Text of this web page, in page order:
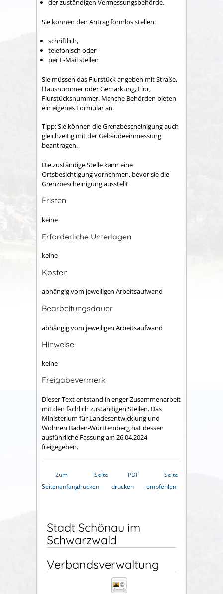
der zuständigen Vermessungsbehörde.
Sie können den Antrag formlos stellen:
schriftlich,
telefonisch oder
per E-Mail stellen
Sie müssen das Flurstück angeben mit Straße,
Hausnummer oder Gemarkung, Flur,
Flurstücksnummer. Manche Behörden bieten
ein eigenes Formular an.
Tipp:Sie können die Grenzbescheinigung auch
gleichzeitig mit der Gebäudeeinmessung
beantragen.
Die zuständige Stelle kann eine
Ortsbesichtigung vornehmen, bevor sie die
Grenzbescheinigung ausstellt.
Fristen
keine
Erforderliche Unterlagen
keine
Kosten
abhängig vom jeweiligen Arbeitsaufwand
Bearbeitungsdauer
abhängig vom jeweiligen Arbeitsaufwand
Hinweise
keine
Freigabevermerk
Dieser Text entstand in enger Zusammenarbeit
mit den fachlich zuständigen Stellen. Das
Ministerium für Landesentwicklung und
Wohnen Baden-Württemberg hat dessen
ausführliche Fassung am 26.04.2024
freigegeben.
Zum
Seitenanfang
Seite
drucken
PDF
drucken
Seite
empfehlen
Stadt Schönau im
Schwarzwald
Verbandsverwaltung